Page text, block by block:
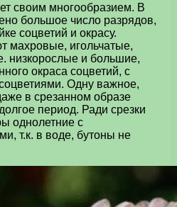
своим многообразием. В
большое число разрядов,
соцветий и окрасу.
махровые, игольчатые,
низкорослые и большие,
окраса соцветий, с
Одну важное,
в срезанном образе
период. Ради срезки
однолетние с
т.к. в воде, бутоны не